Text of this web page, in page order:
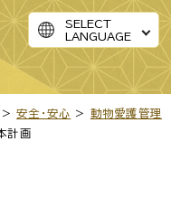
SELECT
LANGUAGE
>安全・安心 > 動物愛護管理
計画